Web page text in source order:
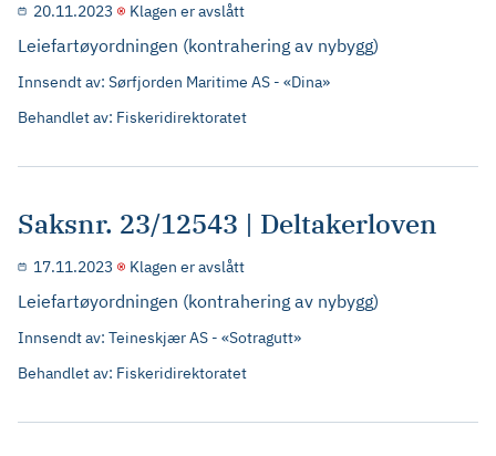
20.11.2023 Klagen er avslått
Leiefartøyordningen (kontrahering av nybygg)
Innsendt av: Sørfjorden Maritime AS - «Dina»
Behandlet av: Fiskeridirektoratet
Saksnr. 23/12543 | Deltakerloven
17.11.2023 Klagen er avslått
Leiefartøyordningen (kontrahering av nybygg)
Innsendt av: Teineskjær AS - «Sotragutt»
Behandlet av: Fiskeridirektoratet